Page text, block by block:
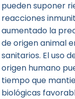
pueden suponer
reacciones
aumentado la
de origen animal
sanitarios. El uso
origen humano
tiempo que
biológicas